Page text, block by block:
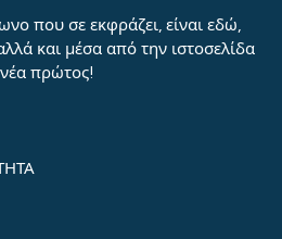
που σε εκφράζει, είναι εδώ,
και μέσα από την ιστοσελίδα
νέα πρώτος!